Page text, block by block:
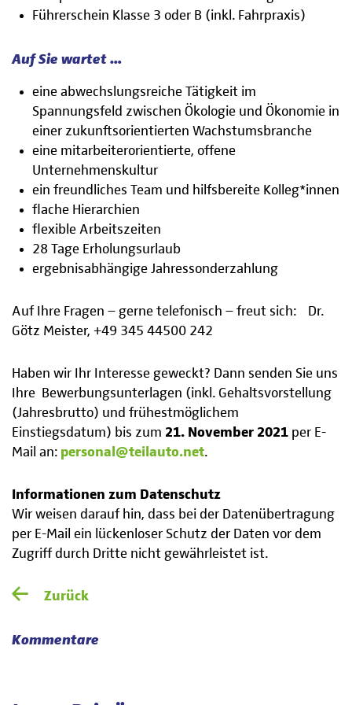
Führerschein Klasse 3 oder B (inkl. Fahrpraxis)
Auf Sie wartet …
eine abwechslungsreiche Tätigkeit im
Spannungsfeld zwischen Ökologie und Ökonomie in
einer zukunftsorientierten Wachstumsbranche
eine mitarbeiterorientierte, offene
Unternehmenskultur
ein freundliches Team und hilfsbereite Kolleg*innen
flache Hierarchien
flexible Arbeitszeiten
28 Tage Erholungsurlaub
ergebnisabhängige Jahressonderzahlung
Auf Ihre Fragen – gerne telefonisch – freut sich: Dr.
Götz Meister, +49 345 44500 242
Haben wir Ihr Interesse geweckt? Dann senden Sie uns
Ihre Bewerbungsunterlagen (inkl. Gehaltsvorstellung
(Jahresbrutto) und frühestmöglichem
Einstiegsdatum) bis zum 21. November 2021 per E-
Mail an: personal@teilauto.net.
Informationen zum Datenschutz
Wir weisen darauf hin, dass bei der Datenübertragung
per E-Mail ein lückenloser Schutz der Daten vor dem
Zugriff durch Dritte nicht gewährleistet ist.
Zurück
Kommentare